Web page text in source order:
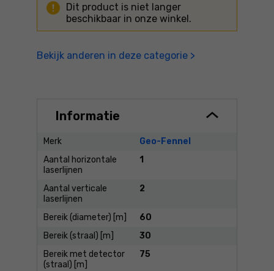
Dit product is niet langer
beschikbaar in onze winkel.
Bekijk anderen in deze categorie >
Informatie
Merk
Geo-Fennel
Aantal horizontale
laserlijnen
1
Aantal verticale
laserlijnen
2
Bereik (diameter) [m]
60
Bereik (straal) [m]
30
Bereik met detector
(straal) [m]
75